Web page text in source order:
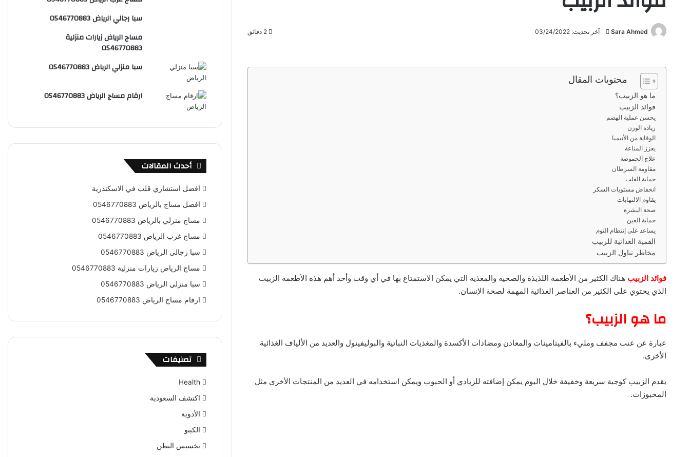
Sara Ahmed
ل
ب
ر
ي
ا
آخر تحديث: 03/24/2022
محتويات المقال
ما هو الزبيب؟
فوائد الزبيب
يحسن عملية الهضم
زيادة الوزن
الوقاية من الأنيميا
يعزز المناعة
علاج الحموضة
مقاومة السرطان
حماية القلب
انخفاض مستويات السكر
يقاوم الالتهابات
صحة البشرة
حماية العين
يساعد على إنتظام النوم
القمية الغذائية للزبيب
مخاطر تناول الزبيب
فوائد الزبيب هناك الكثير من الأطعمة اللذيذة والصحية والمغذية التي يمكن الاستمتاع بها في أي وقت وأحد أهم هذه الأطعمة الزبيب
الذي يحتوي على الكثير من العناصر الغذائية المهمة لصحة الإنسان.
ما هو الزبيب؟
عبارة عن عنب مجفف ومليء بالفيتامينات والمعادن ومضادات الأكسدة والمغذيات النباتية والبوليفينول والعديد من الألياف الغذائية
الأخرى.
يقدم الزبيب كوجبة سريعة وخفيفة خلال اليوم يمكن إضافته للزبادي أو الحبوب ويمكن استخدامه في العديد من المنتجات الأخرى مثل
المخبوزات.
س
ت
e
و
ق
R
سبا رجالي الرياض 0546770883
مساج الرياض زيارات منزلية
0546770883
سبا منزلي الرياض 0546770883
ارقام مساج الرياض 0546770883
أحدث المقالات
افضل استشاري قلب في الاسكندرية
افضل مساج بالرياض 0546770883
مساج منزلي بالرياض 0546770883
مساج غرب الرياض 0546770883
سبا رجالي الرياض 0546770883
مساج الرياض زيارات منزلية 0546770883
سبا منزلي الرياض 0546770883
ارقام مساج الرياض 0546770883
تصنيفات
Health
اكتشف السعودية
الأدوية
الكيتو
تخسيس البطن